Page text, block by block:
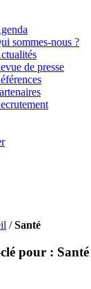
sommes-nous ?
de presse
/Santé
pour : Santé